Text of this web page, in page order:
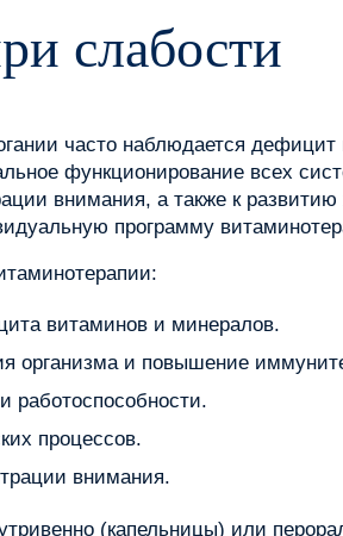
слабости
часто наблюдается
функционирование всех
внимания, а также к
программу
витаминов и минералов.
организма и повышение
работоспособности.
процессов.
внимания.
(капельницы) или